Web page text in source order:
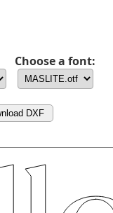
Choose a font:
DXF